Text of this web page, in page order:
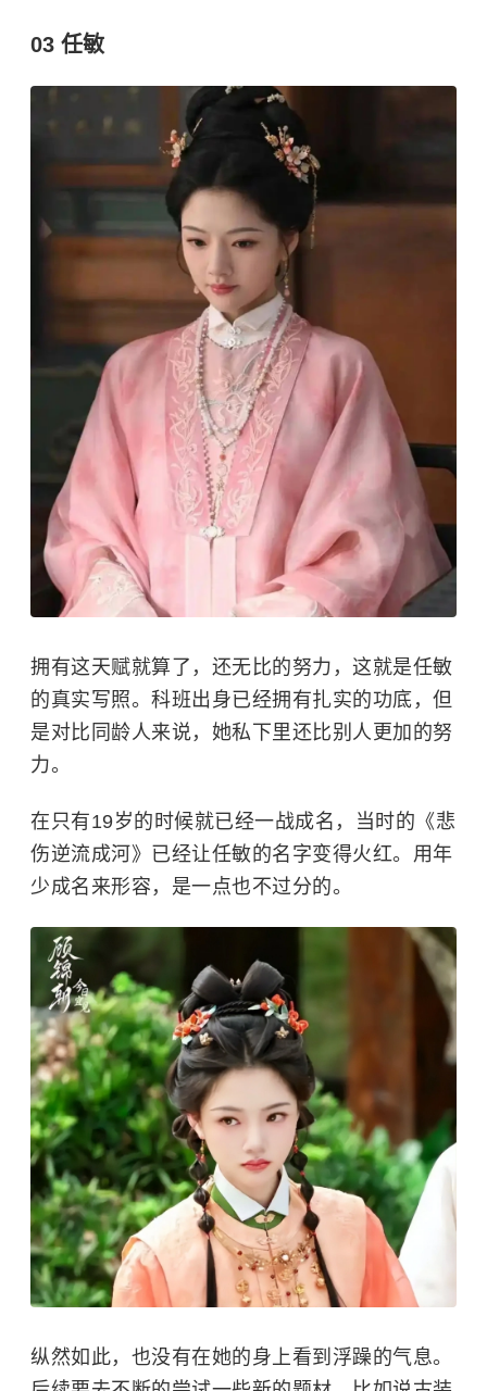
03 任敏
拥有这天赋就算了，还无比的努力，这就是任敏
的真实写照。科班出身已经拥有扎实的功底，但
是对比同龄人来说，她私下里还比别人更加的努
力。
在只有19岁的时候就已经一战成名，当时的《悲
伤逆流成河》已经让任敏的名字变得火红。用年
少成名来形容，是一点也不过分的。
纵然如此，也没有在她的身上看到浮躁的气息。